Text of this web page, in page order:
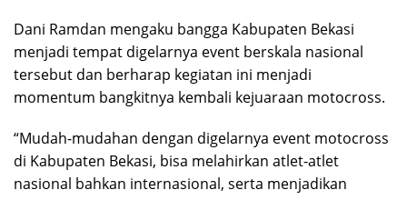
Dani Ramdan mengaku bangga Kabupaten Bekasi
menjadi tempat digelarnya event berskala nasional
tersebut dan berharap kegiatan ini menjadi
momentum bangkitnya kembali kejuaraan motocross.
“Mudah-mudahan dengan digelarnya event motocross
di Kabupaten Bekasi, bisa melahirkan atlet-atlet
nasional bahkan internasional, serta menjadikan